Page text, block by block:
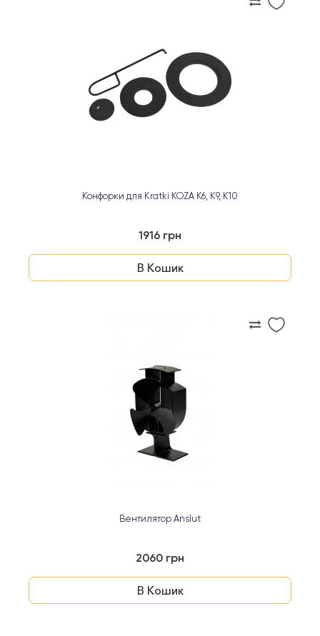
Конфорки для Kratki KOZA K6, K9, K10
1916 грн
В Кошик
Вентилятор Anslut
2060 грн
В Кошик